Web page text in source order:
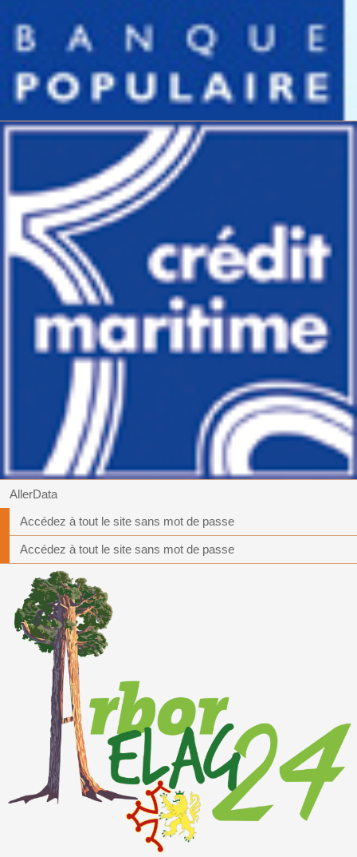
AllerData
Accédez à tout le site sans mot de passe
Accédez à tout le site sans mot de passe